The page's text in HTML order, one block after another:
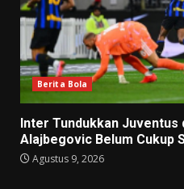
Berita Bola
Inter Tundukkan
Alajbegovic Belum Cukup
Agustus 9, 2026